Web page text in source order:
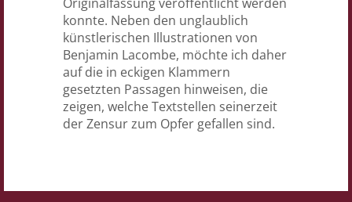
konnte. Neben den unglaublich
künstlerischen Illustrationen von
Benjamin Lacombe, möchte ich daher
auf die in eckigen Klammern
gesetzten Passagen hinweisen, die
zeigen, welche Textstellen seinerzeit
der Zensur zum Opfer gefallen sind.